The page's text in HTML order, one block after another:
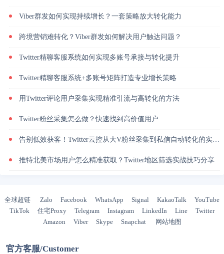
Viber群发如何实现持续增长？一套策略放大转化能力
跨境营销难转化？Viber群发如何解决用户触达问题？
Twitter精聊客服系统如何实现多账号承接与转化提升
Twitter精聊客服系统+多账号矩阵打造专业增长策略
用Twitter评论用户采集实现精准引流与高转化的方法
Twitter粉丝采集怎么做？快速找到高价值用户
告别低效获客！Twitter云控从大V粉丝采集到私信自动转化的实操闭环
推特北美市场用户怎么精准获取？Twitter地区筛选实战技巧分享
全球超链 Zalo Facebook WhatsApp Signal KakaoTalk
YouTube
TikTok
住宅Proxy Telegram Instagram LinkedIn Line
Twitter
Amazon
Viber Skype Snapchat 网站地图
官方客服/Customer